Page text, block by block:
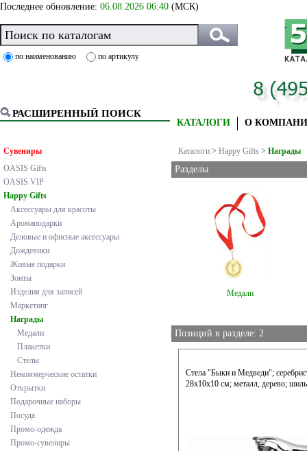
КАТАЛОГИ О
по наименованию по артикулу
РАСШИРЕННЫЙ ПОИСК
Последнее обновление: 06.08.2026 06:40 (МСК)
Сувениры
OASIS Gifts
OASIS VIP
Happy Gifts
Аксессуары для красоты
Аромаподарки
Деловые и офисные аксессуары
Дождевики
Живые подарки
Зонты
Изделия для записей
Маркетинг
Награды
Медали
Плакетки
Стелы
Некоммерческие остатки
Открытки
Подарочные наборы
Посуда
Промо-одежда
Промо-сувениры
Каталоги > Happy Gifts > Награды
Разделы
Медали
Позиций в разделе: 2
Стела "Быки и Медведи";
28х10х10 см; металл, дерево;